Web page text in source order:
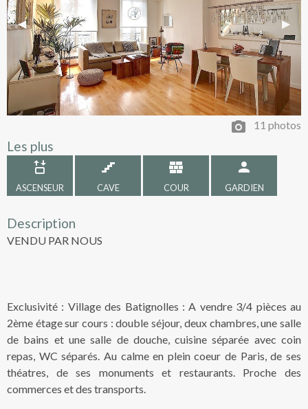
Previous Slide
◀︎ Next
▶︎
11 photos
Les plus
ASCENSEUR CAVE COUR GARDIEN
Description
VENDU PAR NOUS
Exclusivité : Village des Batignolles : A vendre 3/4 pièces au
2ème étage sur cours : double séjour, deux chambres, une salle
de bains et une salle de douche, cuisine séparée avec coin
repas, WC séparés. Au calme en plein coeur de Paris, de ses
théatres, de ses monuments et restaurants. Proche des
commerces et des transports.